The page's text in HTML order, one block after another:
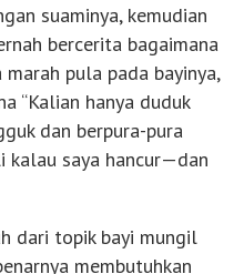
suaminya, kemudian
bercerita bagaimana
pula pada bayinya,
“Kalian hanya duduk
dan berpura-pura
kalau saya hancur—dan
dari topik bayi mungil
membutuhkan